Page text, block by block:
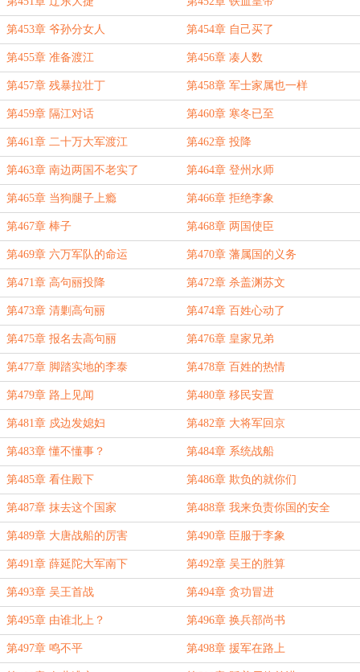
第453章 爷孙分女人 第454章 自己买了
第455章 准备渡江 第456章 凑人数
第457章 残暴拉壮丁 第458章 军士家属也一样
第459章 隔江对话 第460章 寒冬已至
第461章 二十万大军渡江 第462章 投降
第463章 南边两国不老实了 第464章 登州水师
第465章 当狗腿子上瘾 第466章 拒绝李象
第467章 棒子 第468章 两国使臣
第469章 六万军队的命运 第470章 藩属国的义务
第471章 高句丽投降 第472章 杀盖渊苏文
第473章 清剿高句丽 第474章 百姓心动了
第475章 报名去高句丽 第476章 皇家兄弟
第477章 脚踏实地的李泰 第478章 百姓的热情
第479章 路上见闻 第480章 移民安置
第481章 戍边发媳妇 第482章 大将军回京
第483章 懂不懂事？ 第484章 系统战船
第485章 看住殿下 第486章 欺负的就你们
第487章 抹去这个国家 第488章 我来负责你国的安全
第489章 大唐战船的厉害 第490章 臣服于李象
第491章 薛延陀大军南下 第492章 吴王的胜算
第493章 吴王首战 第494章 贪功冒进
第495章 由谁北上？ 第496章 换兵部尚书
第497章 鸣不平 第498章 援军在路上